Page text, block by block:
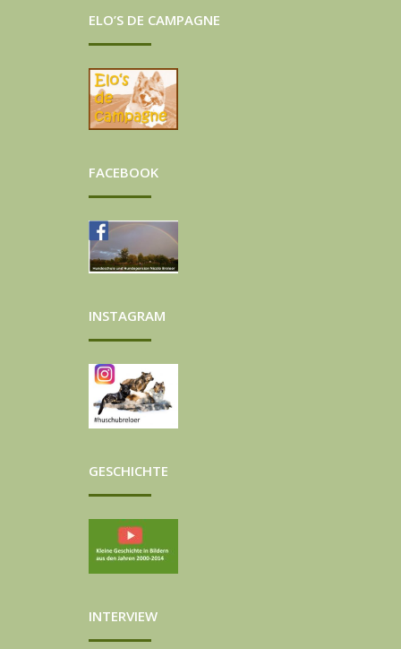
ELO’S DE CAMPAGNE
FACEBOOK
INSTAGRAM
GESCHICHTE
INTERVIEW